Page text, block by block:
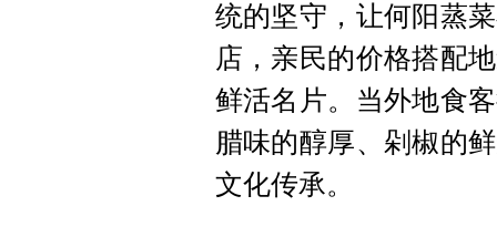
统的坚守，让何阳蒸
店，亲民的价格搭配
鲜活名片。当外地食
腊味的醇厚、剁椒的
文化传承。